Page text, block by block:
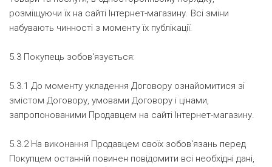
розміщуючи їх на сайті Інтернет-магазину. Всі зміни
набувають чинності з моменту їх публікації.
5.3 Покупець зобов'язується:
5.3.1 До моменту укладення Договору ознайомитися зі
змістом Договору, умовами Договору і цінами,
запропонованими Продавцем на сайті Інтернет-магазину.
5.3.2 На виконання Продавцем своїх зобов'язань перед
Покупцем останній повинен повідомити всі необхідні дані,